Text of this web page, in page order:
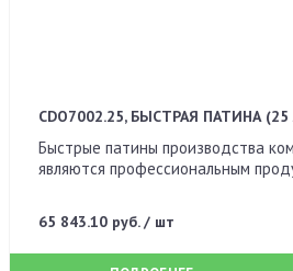
CDO7002.25, БЫСТРАЯ ПАТИНА (25
Быстрые патины производства
являются профессиональным
65 843.10 руб. / шт